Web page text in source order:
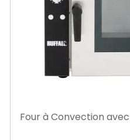
Four à Convection